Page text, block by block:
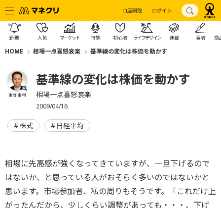
口座開設 ログイン
新着 人気 マーケット 特集 初心者 ライフデザイン 連載 著者 商
HOME 相場一点喜怒哀楽 基準線の変化は株価を動かす
東野 幸利
基準線の変化は株価を動かす
相場一点喜怒哀楽
2009/04/16
株式 日経平均
相場に先高感が強くなってきていますが、一旦下げるので
はないか、と思っている人がおそらく多いのではないかと
思います。市場参加者、私の周りもそうです。「これだけ上
がったんだから、少しくらい調整があっても・・・、下げ